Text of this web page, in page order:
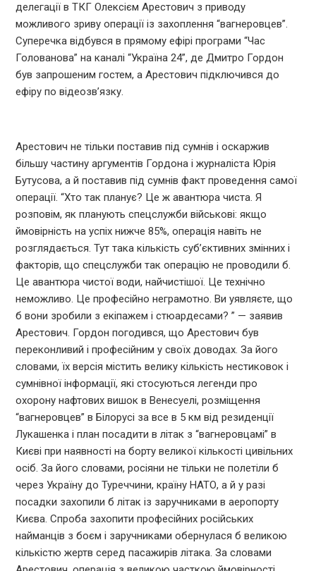
делегації в ТКГ Олексієм Арестович з приводу
можливого зриву операції із захоплення “вагнеровцев”.
Суперечка відбувся в прямому ефірі програми “Час
Голованова” на каналі “Україна 24”, де Дмитро Гордон
був запрошеним гостем, а Арестович підключився до
ефіру по відеозв’язку.
Арестович не тільки поставив під сумнів і оскаржив
більшу частину аргументів Гордона і журналіста Юрія
Бутусова, а й поставив під сумнів факт проведення самої
операції. “Хто так планує? Це ж авантюра чиста. Я
розповім, як планують спецслужби військові: якщо
ймовірність на успіх нижче 85%, операція навіть не
розглядається. Тут така кількість суб’єктивних змінних і
факторів, що спецслужби так операцію не проводили б.
Це авантюра чистої води, найчистішої. Це технічно
неможливо. Це професійно неграмотно. Ви уявляєте, що
б вони зробили з екіпажем і стюардесами? ” — заявив
Арестович. Гордон погодився, що Арестович був
переконливий і професійним у своїх доводах. За його
словами, їх версія містить велику кількість нестиковок і
сумнівної інформації, які стосуються легенди про
охорону нафтових вишок в Венесуелі, розміщення
“вагнеровцев” в Білорусі за все в 5 км від резиденції
Лукашенка і план посадити в літак з “вагнеровцамі” в
Києві при наявності на борту великої кількості цивільних
осіб. За його словами, росіяни не тільки не полетіли б
через Україну до Туреччини, країну НАТО, а й у разі
посадки захопили б літак із заручниками в аеропорту
Києва. Спроба захопити професійних російських
найманців з боєм і заручниками обернулася б великою
кількістю жертв серед пасажирів літака. За словами